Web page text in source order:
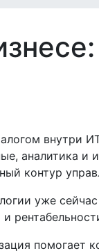
внутри
аналитика и
контур
уже
помогает